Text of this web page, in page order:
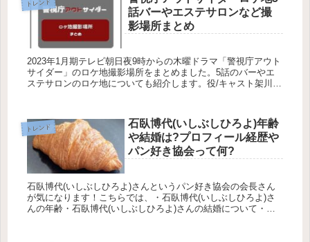
トレンド
話バーやエステサロンなど撮
影場所まとめ
2023年1月期テレビ朝日夜9時からの木曜ドラマ「警視庁アウト
サイダー」のロケ地撮影場所をまとめました。5話のバーやエ
ステサロンのロケ地についても紹介します。役/キャスト架川英
トレンド
石臥博代(いしぶしひろよ)年齢
や結婚は?プロフィール経歴や
パン好き協会って何?
石臥博代(いしぶしひろよ)さんというパン好き協会の会長さん
が気になります！こちらでは、・石臥博代(いしぶしひろよ)さ
んの年齢・石臥博代(いしぶしひろよ)さんの結婚について・石